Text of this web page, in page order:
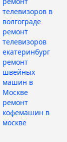
телевизоров в
волгограде
ремонт
телевизоров
екатеринбург
ремонт
швейных
машин в
Москве
ремонт
кофемашин в
москве